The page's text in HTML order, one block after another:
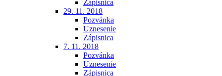
Zápisnica
29. 11. 2018
Pozvánka
Uznesenie
Zápisnica
7. 11. 2018
Pozvánka
Uznesenie
Zápisnica